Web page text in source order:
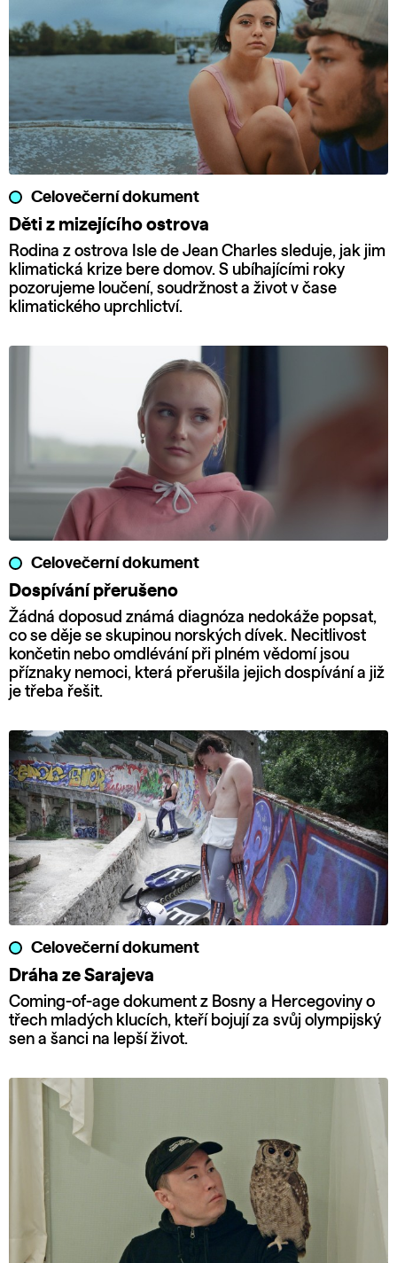
Celovečerní dokument
Děti z mizejícího ostrova
Rodina z ostrova Isle de Jean Charles sleduje, jak jim
klimatická krize bere domov. S ubíhajícími roky
pozorujeme loučení, soudržnost a život v čase
klimatického uprchlictví.
Celovečerní dokument
Dospívání přerušeno
Žádná doposud známá diagnóza nedokáže popsat,
co se děje se skupinou norských dívek. Necitlivost
končetin nebo omdlévání při plném vědomí jsou
příznaky nemoci, která přerušila jejich dospívání a již
je třeba řešit.
Celovečerní dokument
Dráha ze Sarajeva
Coming-of-age dokument z Bosny a Hercegoviny o
třech mladých klucích, kteří bojují za svůj olympijský
sen a šanci na lepší život.